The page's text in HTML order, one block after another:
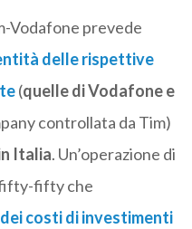
Vodafone prevede
delle rispettive
(quelle di Vodafone e
controllata da Tim)
Italia. Un’operazione di
fifty che
costi di investimenti